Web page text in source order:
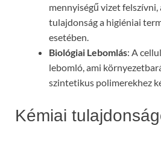
mennyiségű vizet felszívni,
tulajdonság a higiéniai
esetében.
Biológiai Lebomlás: A
lebomló, ami
szintetikus polimerekhez
Kémiai